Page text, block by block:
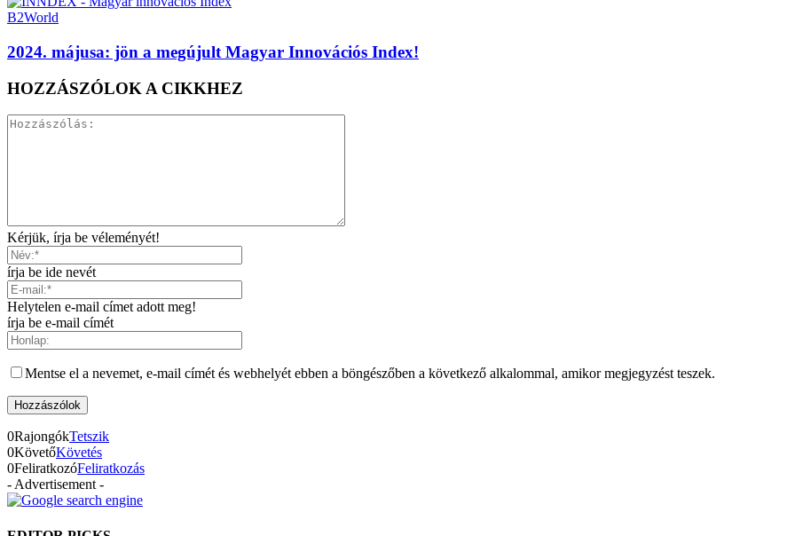
B2World
2024. májusa: jön a megújult Magyar Innovációs Index!
HOZZÁSZÓLOK A CIKKHEZ
Kérjük, írja be véleményét!
írja be ide nevét
Helytelen e-mail címet adott meg!
írja be e-mail címét
Mentse el a nevemet, e-mail címét és webhelyét ebben a böngészőben a következő alkalommal, amikor megjegyzést teszek.
0RajongókTetszik
0KövetőKövetés
0FeliratkozóFeliratkozás
- Advertisement -